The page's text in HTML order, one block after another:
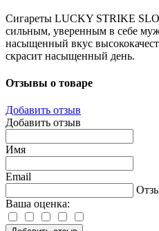
Сигареты LUCKY STRIKE
сильным, уверенным в себе
насыщенный вкус
скрасит насыщенный день.
Отзывы о товаре
Добавить отзыв
Добавить отзыв
Имя
Email
Ваша оценка: